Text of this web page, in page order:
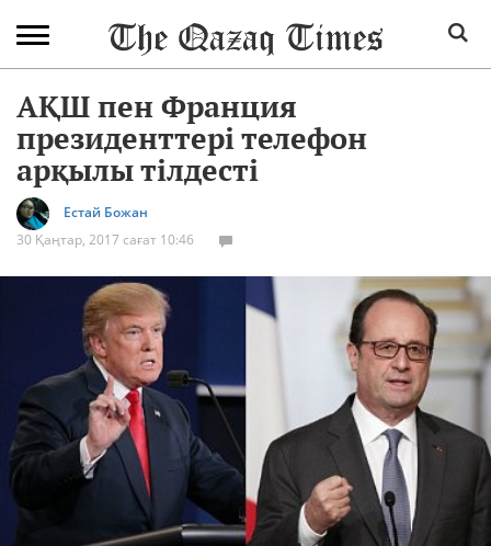
АҚШ пен Франция
президенттері телефон
арқылы тілдесті
Естай Божан
30 Қаңтар, 2017 сағат 10:46